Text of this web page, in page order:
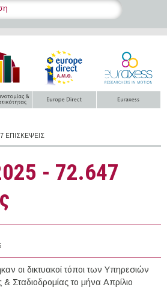
ΕΠΙΣΚΈΨΕΙΣ
- 72.647
οι δικτυακοί τόποι των Υπηρεσιών
Σταδιοδρομίας το μήνα Απρίλιο